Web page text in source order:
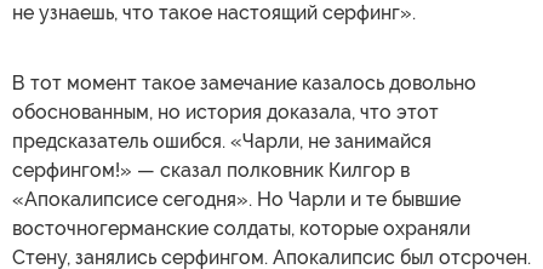
не узнаешь, что такое настоящий серфинг».
В тот момент такое замечание казалось довольно
обоснованным, но история доказала, что этот
предсказатель ошибся. «Чарли, не занимайся
серфингом!» — сказал полковник Килгор в
«Апокалипсисе сегодня». Но Чарли и те бывшие
восточногерманские солдаты, которые охраняли
Стену, занялись серфингом. Апокалипсис был отсрочен.